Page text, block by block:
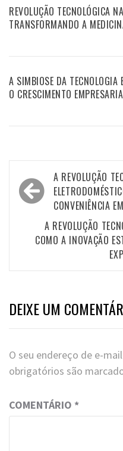
REVOLUÇÃO TECNOLÓGICA
TRANSFORMANDO A
A SIMBIOSE DA TECNOLOGIA
O CRESCIMENTO
Navegação
de
A REVOLUÇÃO
CONVENIÊNCIA
A REVOLUÇÃO
COMO A INOVAÇÃO
DEIXE UM
O seu endereço de e-
obrigatórios são
COMENTÁRIO *